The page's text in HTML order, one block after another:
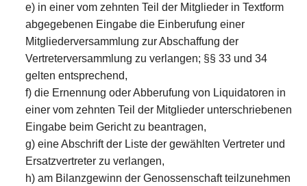
e) in einer vom zehnten Teil der Mitglieder in Textform
abgegebenen Eingabe die Einberufung einer
Mitgliederversammlung zur Abschaffung der
Vertreterversammlung zu verlangen; §§ 33 und 34
gelten entsprechend,
f) die Ernennung oder Abberufung von Liquidatoren in
einer vom zehnten Teil der Mitglieder unterschriebenen
Eingabe beim Gericht zu beantragen,
g) eine Abschrift der Liste der gewählten Vertreter und
Ersatzvertreter zu verlangen,
h) am Bilanzgewinn der Genossenschaft teilzunehmen